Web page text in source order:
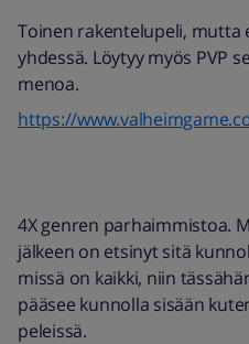
Toinen rakentelupeli, mutta
yhdessä. Löytyy myös PVP
menoa.
https://
4X genren parhaimmistoa.
jälkeen on etsinyt sitä
missä on kaikki, niin
pääsee kunnolla sisään
peleissä.